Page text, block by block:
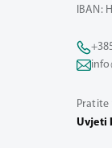
IBAN:
Pratite
Uvjeti